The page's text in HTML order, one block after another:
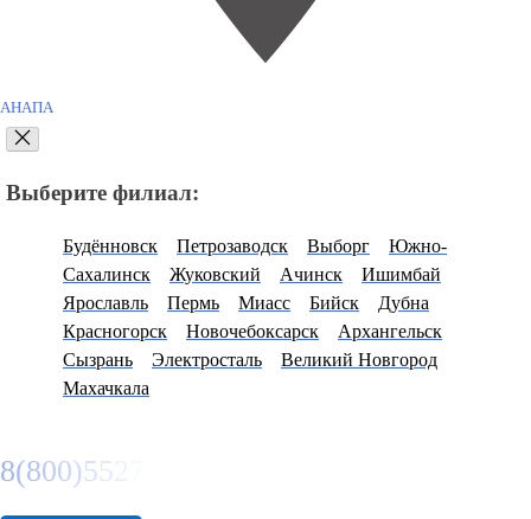
АНАПА
Выберите филиал:
Будённовск Петрозаводск Выборг
Южно-
Сахалинск
Жуковский Ачинск
Ишимбай
Ярославль
Пермь Миасс Бийск
Дубна
Красногорск
Новочебоксарск
Архангельск
Сызрань
Электросталь
Великий Новгород
Махачкала
8(800)5527584